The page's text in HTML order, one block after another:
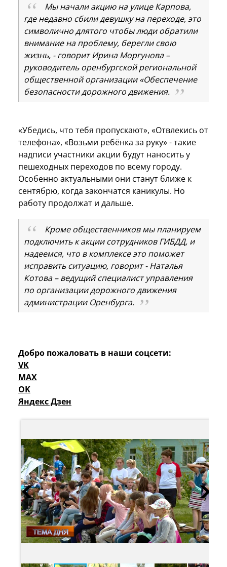
Мы начали акцию на улице Карпова,
где недавно сбили девушку на переходе, это
символично длятого чтобы люди обратили
внимание на проблему, берегли свою
жизнь, - говорит Ирина Моргунова –
руководитель оренбургской региональной
общественной организации «Обеспечение
безопасности дорожного движения.
«Убедись, что тебя пропускают», «Отвлекись от
телефона», «Возьми ребёнка за руку» - такие
надписи участники акции будут наносить у
пешеходных переходов по всему городу.
Особенно актуальными они станут ближе к
сентябрю, когда закончатся каникулы. Но
работу продолжат и дальше.
Кроме общественников мы планируем
подключить к акции сотрудников ГИБДД, и
надеемся, что в комплексе это поможет
исправить ситуацию, говорит - Наталья
Котова – ведущий специалист управления
по организации дорожного движения
администрации Оренбурга.
Добро пожаловать в наши соцсети:
VK
MAX
OK
Яндекс Дзен